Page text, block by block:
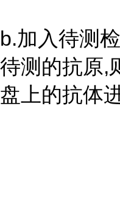
b.加入待测
待测的抗原,
盘上的抗体